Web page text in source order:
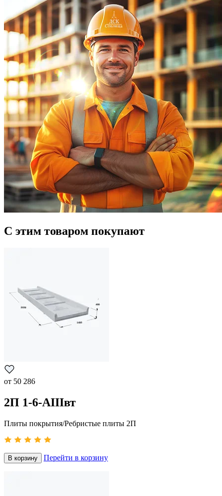
С этим товаром покупают
от 50 286
2П 1-6-АIIIвт
Плиты покрытия/Ребристые плиты 2П
В корзину Перейти в корзину